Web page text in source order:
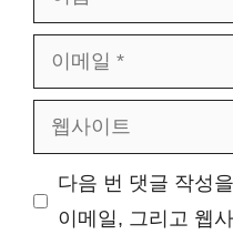
름
메
사
다음 번 댓글 작성
이메일, 그리고 웹